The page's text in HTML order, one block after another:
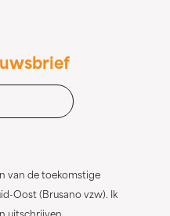
van de toekomstige
Oost (Brusano vzw). Ik